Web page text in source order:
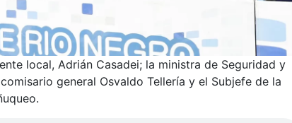
local, Adrián Casadei; la ministra de Seguridad y
general Osvaldo Tellería y el Subjefe de la